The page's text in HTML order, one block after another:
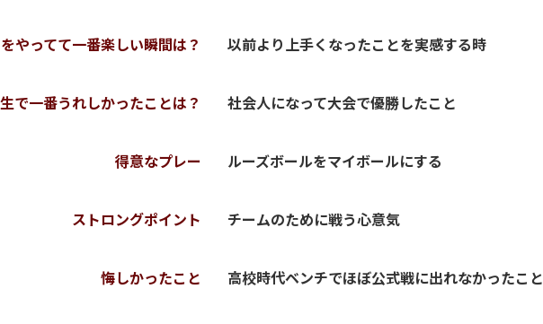
やってて一番楽しい瞬間は？ 以前より上手くなったことを実感する時
で一番うれしかったことは？ 社会人になって大会で優勝したこと
得意なプレー ルーズボールをマイボールにする
ストロングポイント チームのために戦う心意気
悔しかったこと 高校時代ベンチでほぼ公式戦に出れなかったこと